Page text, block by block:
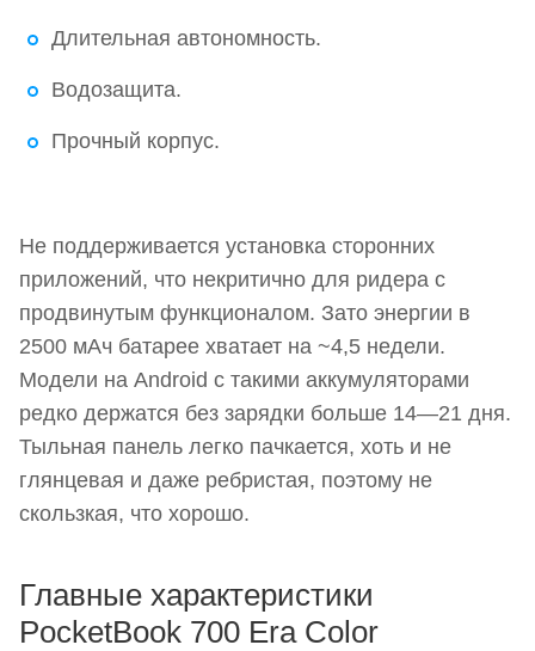
Длительная автономность.
Водозащита.
Прочный корпус.
Не поддерживается установка сторонних
приложений, что некритично для ридера с
продвинутым функционалом. Зато энергии в
2500 мАч батарее хватает на ~4,5 недели.
Модели на Android с такими аккумуляторами
редко держатся без зарядки больше 14—21 дня.
Тыльная панель легко пачкается, хоть и не
глянцевая и даже ребристая, поэтому не
скользкая, что хорошо.
Главные характеристики
PocketBook 700 Era Color